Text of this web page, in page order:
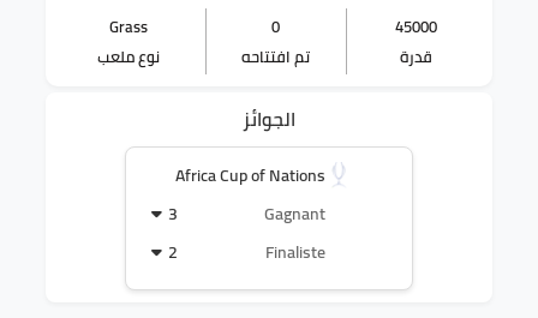
45000
قدرة
0
تم افتتاحه
Grass
نوع ملعب
الجوائز
Africa Cup of Nations
Gagnant
3
Finaliste
2